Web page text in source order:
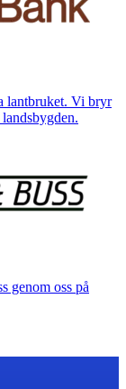
lantbruket. Vi bryr
genom oss på